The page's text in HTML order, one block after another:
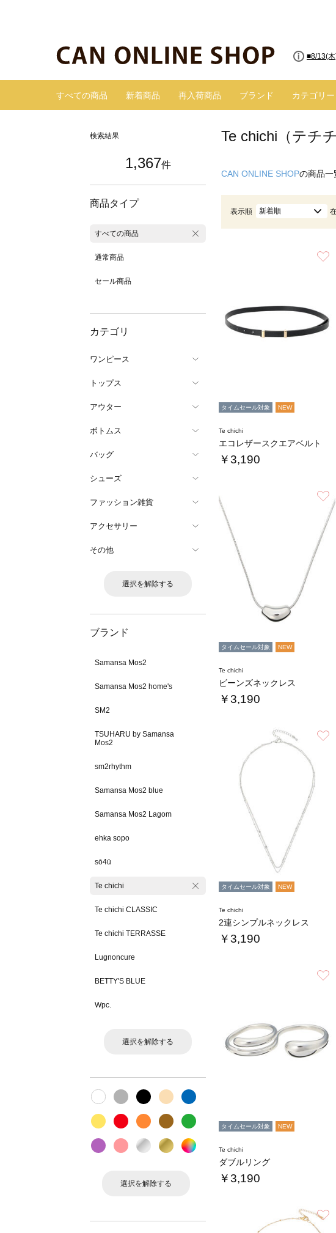
■8/13(
■【お知
すべての商品 新着商品 再入荷商品 ブランド カテゴリー
検索結果
1,367件
商品タイプ
すべての商品
通常商品
セール商品
カテゴリ
ワンピース
トップス
アウター
ボトムス
バッグ
シューズ
ファッション雑貨
アクセサリー
その他
選択を解除する
ブランド
Samansa Mos2
Samansa Mos2 home's
SM2
TSUHARU by Samansa
Mos2
sm2rhythm
Samansa Mos2 blue
Samansa Mos2 Lagom
ehka sopo
sō4ū
Te chichi
Te chichi CLASSIC
Te chichi TERRASSE
Lugnoncure
BETTY'S BLUE
Wpc.
選択を解除する
選択を解除する
Te chichi（テチチ
CAN ONLINE SHOPの商品一
表示順 新着順
タイムセール対象 NEW
Te chichi
エコレザースクエアベルト
￥3,190
タイムセール対象 NEW
Te chichi
ビーンズネックレス
￥3,190
タイムセール対象 NEW
Te chichi
2連シンプルネックレス
￥3,190
タイムセール対象 NEW
Te chichi
ダブルリング
￥3,190